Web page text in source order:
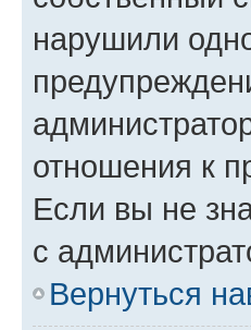
нарушили
отношения к
Если вы не
с
Вернуться